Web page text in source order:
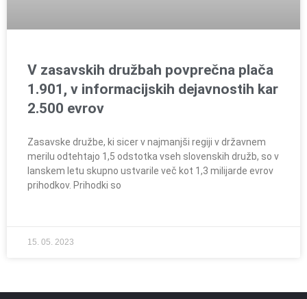
V zasavskih družbah povprečna plača
1.901, v informacijskih dejavnostih kar
2.500 evrov
Zasavske družbe, ki sicer v najmanjši regiji v državnem
merilu odtehtajo 1,5 odstotka vseh slovenskih družb, so v
lanskem letu skupno ustvarile več kot 1,3 milijarde evrov
prihodkov. Prihodki so
15. 05. 2023